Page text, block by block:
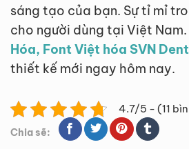
sáng tạo của bạn. Sự tỉ mỉ
cho người dùng tại Việt
Hóa, Font Việt hóa SVN
thiết kế mới ngay hôm nay.
4.7/5 - (11
Chia sẽ: